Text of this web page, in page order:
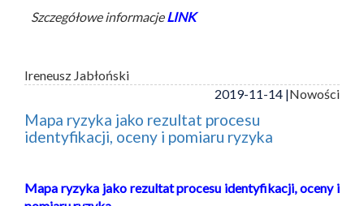
Szczegółowe informacjeLINK
Ireneusz Jabłoński
2019-11-14 |Nowości
Mapa ryzyka jako rezultat procesu
identyfikacji, oceny i pomiaru ryzyka
Mapa ryzyka jako rezultat procesu identyfikacji, oceny i